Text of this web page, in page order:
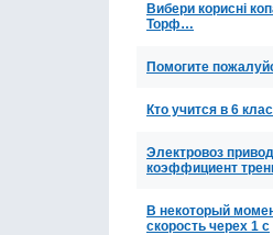
Вибери корисні
Торф…
Помогите
Кто учится в 6
Электровоз
коэффициент
В некоторый
скорость черех 1 с